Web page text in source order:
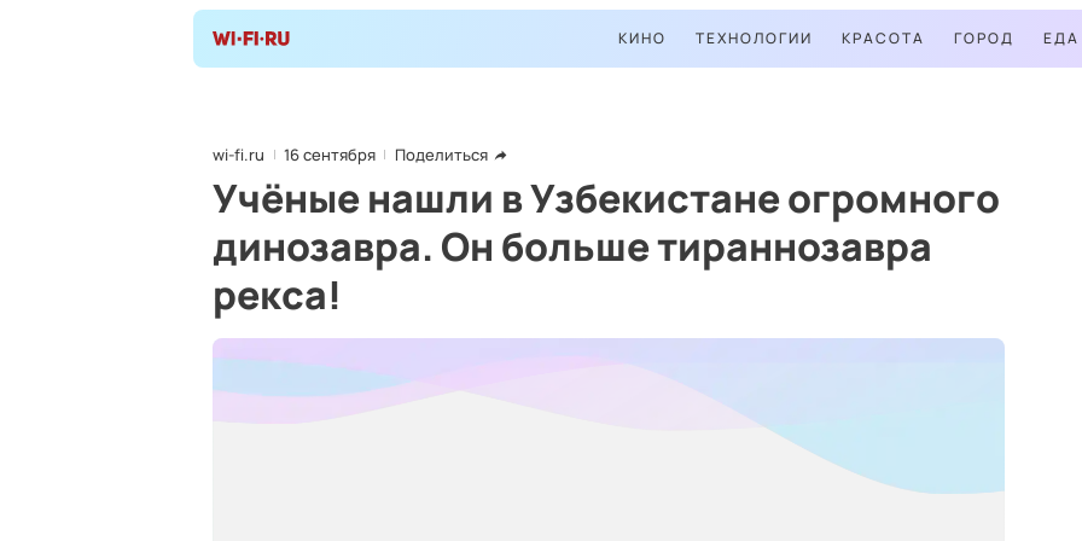
КИНО ТЕХНОЛОГИИ КРАСОТА ГОРОД ЕДА
wi-fi.ru 16 сентября Поделиться
Учёные нашли в Узбекистане огромного
динозавра. Он больше тираннозавра
рекса!